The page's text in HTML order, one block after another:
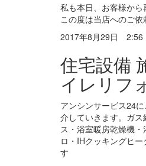
私も本日、お客様から
この度は当店へのご
2017年8月29日 2:56
住宅設備
イレリフ
アンシンサービス24
介していきます。ガ
ス・浴室暖房乾燥機
ロ・IHクッキングヒ
す